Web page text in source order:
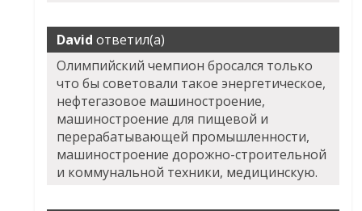
David ответил(а)
Олимпийский чемпион бросался только
что бы советовали такое энергетическое,
нефтегазовое машиностроение,
машиностроение для пищевой и
перерабатывающей промышленности,
машиностроение дорожно-строительной
и коммунальной техники, медицинскую.